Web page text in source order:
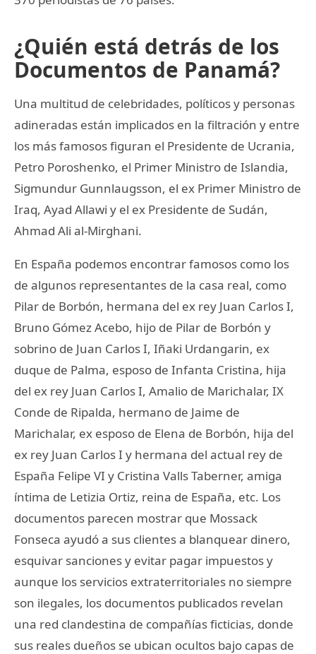
¿Quién está detrás de los
Documentos de Panamá?
Una multitud de celebridades, políticos y personas
adineradas están implicados en la filtración y entre
los más famosos figuran el Presidente de Ucrania,
Petro Poroshenko, el Primer Ministro de Islandia,
Sigmundur Gunnlaugsson, el ex Primer Ministro de
Iraq, Ayad Allawi y el ex Presidente de Sudán,
Ahmad Ali al-Mirghani.
En España podemos encontrar famosos como los
de algunos representantes de la casa real, como
Pilar de Borbón, hermana del ex rey Juan Carlos I,
Bruno Gómez Acebo, hijo de Pilar de Borbón y
sobrino de Juan Carlos I, Iñaki Urdangarin, ex
duque de Palma, esposo de Infanta Cristina, hija
del ex rey Juan Carlos I, Amalio de Marichalar, IX
Conde de Ripalda, hermano de Jaime de
Marichalar, ex esposo de Elena de Borbón, hija del
ex rey Juan Carlos I y hermana del actual rey de
España Felipe VI y Cristina Valls Taberner, amiga
íntima de Letizia Ortiz, reina de España, etc. Los
documentos parecen mostrar que Mossack
Fonseca ayudó a sus clientes a blanquear dinero,
esquivar sanciones y evitar pagar impuestos y
aunque los servicios extraterritoriales no siempre
son ilegales, los documentos publicados revelan
una red clandestina de compañías ficticias, donde
sus reales dueños se ubican ocultos bajo capas de